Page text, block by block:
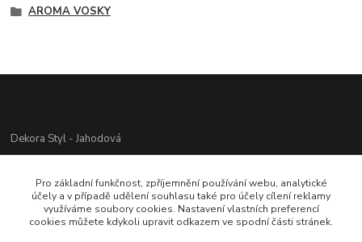
AROMA VOSKY
Dekora Styl - Jahodová
721312944
info@zbozi-darky.cz
Pro základní funkčnost, zpříjemnění používání webu, analytické
účely a v případě udělení souhlasu také pro účely cílení reklamy
využíváme soubory cookies. Nastavení vlastních preferencí
cookies můžete kdykoli upravit odkazem ve spodní části stránek.